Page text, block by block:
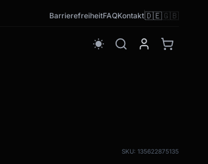
BarrierefreiheitFAQKontakt🇩🇪🇬🇧
wb_sunny
SKU: 135622875135